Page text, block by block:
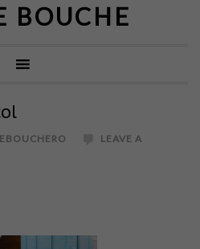
BOUCHE
LEAVE A